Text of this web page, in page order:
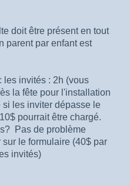
doit être présent en tout
parent par enfant est
les invités : 2h (vous
la fête pour l'installation
les inviter dépasse le
pourrait être chargé.
Pas de problème
le formulaire (40$ par
invités)